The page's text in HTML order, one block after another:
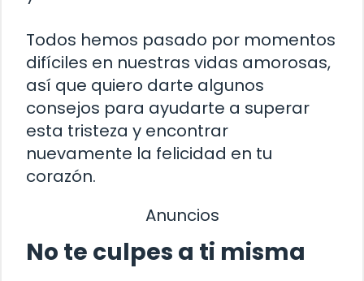
Todos hemos pasado por momentos
difíciles en nuestras vidas amorosas,
así que quiero darte algunos
consejos para ayudarte a superar
esta tristeza y encontrar
nuevamente la felicidad en tu
corazón.
Anuncios
No te culpes a ti misma